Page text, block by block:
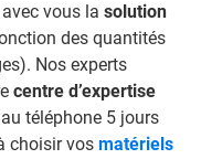
vous la solution
des quantités
Nos experts
centre d’expertise
téléphone 5 jours
choisir vos matériels